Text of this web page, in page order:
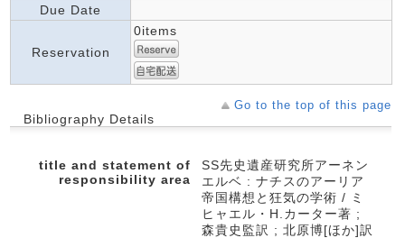
Due Date
Reservation
0items
Go to the top of this page
Bibliography Details
title and statement of
responsibility area
SS先史遺産研究所アーネン
エルベ : ナチスのアーリア
帝国構想と狂気の学術 / ミ
ヒャエル・H.カーター著 ;
森貴史監訳 ; 北原博[ほか]訳